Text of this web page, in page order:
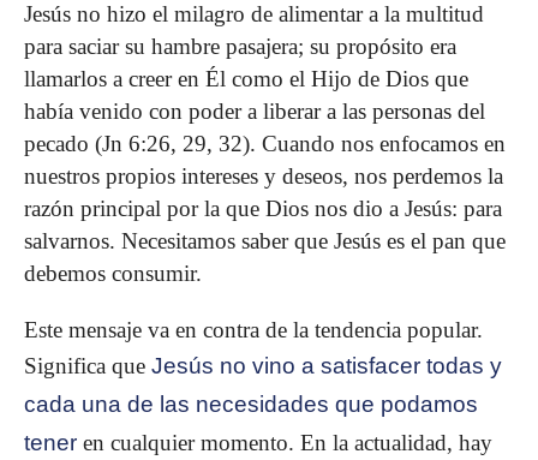
Jesús no hizo el milagro de alimentar a la multitud
para saciar su hambre pasajera; su propósito era
llamarlos a creer en Él como el Hijo de Dios que
había venido con poder a liberar a las personas del
pecado (Jn 6:26, 29, 32). Cuando nos enfocamos en
nuestros propios intereses y deseos, nos perdemos la
razón principal por la que Dios nos dio a Jesús: para
salvarnos. Necesitamos saber que Jesús es el pan que
debemos consumir.
Este mensaje va en contra de la tendencia popular.
Significa que Jesús no vino a satisfacer todas y
cada una de las necesidades que podamos
tener en cualquier momento. En la actualidad, hay